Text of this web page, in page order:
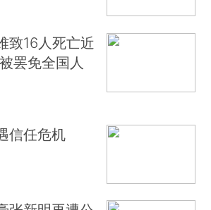
致16人死亡近
罢免全国人
信任危机